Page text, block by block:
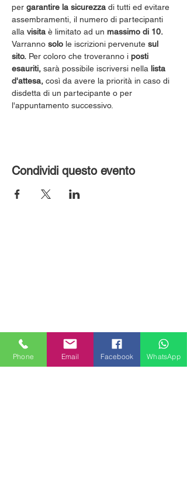
per garantire la sicurezza di tutti ed evitare
assembramenti, il numero di partecipanti
alla visita è limitato ad un massimo di 10.
Varranno solo le iscrizioni pervenute sul
sito. Per coloro che troveranno i posti
esauriti, sarà possibile iscriversi nella lista
d'attesa, così da avere la priorità in caso di
disdetta di un partecipante o per
l'appuntamento successivo.
Condividi questo evento
Phone Email Facebook WhatsApp